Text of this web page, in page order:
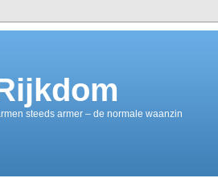
steeds armer – de normale waanzin